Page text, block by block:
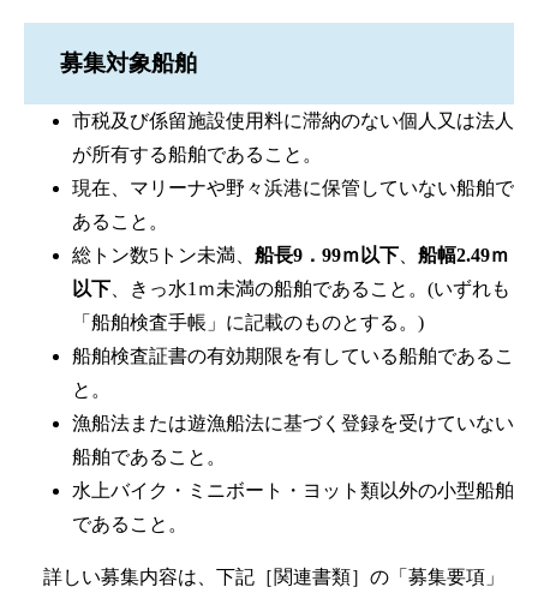
募集対象船舶
市税及び係留施設使用料に滞納のない個人又は法人
が所有する船舶であること。
現在、マリーナや野々浜港に保管していない船舶で
あること。
総トン数5トン未満、 船長9．99ｍ以下
船幅2.49ｍ
以下 、きっ水1ｍ未満の船舶であること。(いずれも
「船舶検査手帳」に記載のものとする。)
船舶検査証書の有効期限を有している船舶であるこ
と。
漁船法または遊漁船法に基づく登録を受けていない
船舶であること。
水上バイク・ミニボート・ヨット類以外の小型船舶
であること。
詳しい募集内容は、下記［関連書類］の「募集要項」